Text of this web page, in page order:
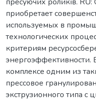
приобретает
используемых в
технологических
критериям
комплексе одним из
прессовое
экструзионного типа